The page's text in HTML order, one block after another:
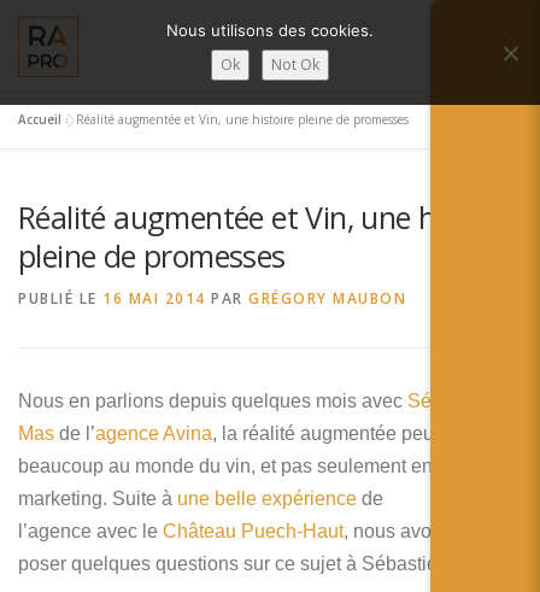
contenu
Menu
SERVICES RA’PRO ACTUALITÉ DE LA RA
Français
Deutsch
简体中文
Accueil »Réalité augmentée et Vin, une histoire pleine de promesses
Réalité augmentée et Vin, une histoire
pleine de promesses
PUBLIÉ LE 16 MAI 2014 PAR GRÉGORY MAUBON
Nous en parlions depuis quelques mois avec Sébastien
Mas de l’agence Avina, la réalité augmentée peut apporter
beaucoup au monde du vin, et pas seulement en termes de
marketing. Suite à une belle expérience de
l’agence avec le Château Puech-Haut, nous avons voulu
poser quelques questions sur ce sujet à Sébastien !
Nous utilisons des cookies.
Ok Not Ok